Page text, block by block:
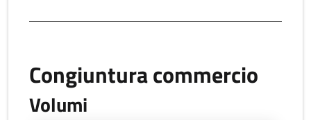
Congiuntura commercio
Volumi